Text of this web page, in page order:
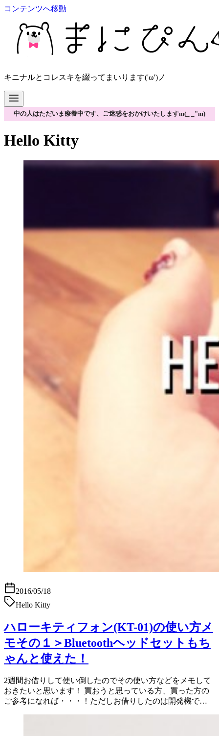
コンテンツへ移動
キニナルとコレスキを綴ってまいります('ω')ノ
中の人はただいま療養中です、ご迷惑をおかけいたしますm(_ _"m)
Hello Kitty
2016/05/18
Hello Kitty
ハローキティフォン(KT-01)の使い方メ
モその１＞Bluetoothヘッドセットもち
ゃんと使えた！
2週間お借りして使い倒したのでその使い方などをメモして
おきたいと思います！ 買おうと思っている方、買った方の
ご参考になれば・・・！ただしお借りしたのは開発機で…